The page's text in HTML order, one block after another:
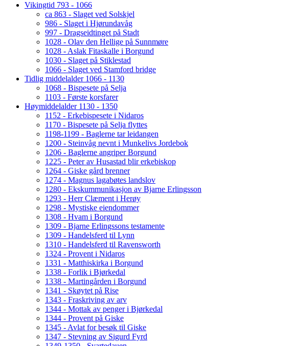
Vikingtid 793 - 1066
ca 863 - Slaget ved Solskjel
986 - Slaget i Hjørundavåg
997 - Dragseidtinget på Stadt
1028 - Olav den Hellige på Sunnmøre
1028 - Aslak Fitaskalle i Borgund
1030 - Slaget på Stiklestad
1066 - Slaget ved Stamford bridge
Tidlig middelalder 1066 - 1130
1068 - Bispesete på Selja
1103 - Første korsfarer
Høymiddelalder 1130 - 1350
1152 - Erkebispesete i Nidaros
1170 - Bispesete på Selja flyttes
1198-1199 - Baglerne tar leidangen
1200 - Steinvåg nevnt i Munkelivs Jordebok
1206 - Baglerne angriper Borgund
1225 - Peter av Husastad blir erkebiskop
1264 - Giske gård brenner
1274 - Magnus lagabøtes landslov
1280 - Ekskummunikasjon av Bjarne Erlingsson
1293 - Herr Clæment i Herøy
1298 - Mystiske eiendommer
1308 - Hvam i Borgund
1309 - Bjarne Erlingssons testamente
1309 - Handelsferd til Lynn
1310 - Handelsferd til Ravensworth
1324 - Provent i Nidaros
1331 - Matthiskirka i Borgund
1338 - Forlik i Bjørkedal
1338 - Martingården i Borgund
1341 - Skøytet på Rise
1343 - Fraskriving av arv
1344 - Mottak av penger i Bjørkedal
1344 - Provent på Giske
1345 - Avlat for besøk til Giske
1347 - Stevning av Sigurd Fyrd